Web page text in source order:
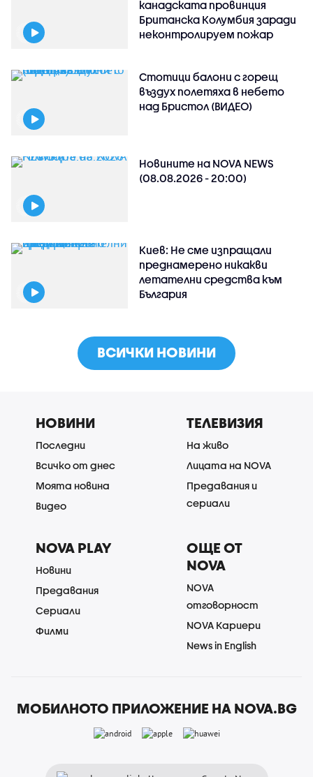
канадската провинция
Британска Колумбия заради
неконтролируем пожар
Стотици балони с горещ
въздух полетяха в небето
над Бристол (ВИДЕО)
Новините на NOVA NEWS
(08.08.2026 - 20:00)
Киев: Не сме изпращали
преднамерено никакви
летателни средства към
България
ВСИЧКИ НОВИНИ
НОВИНИ
Последни
Всичко от днес
Моята новина
Видео
ТЕЛЕВИЗИЯ
На живо
Лицата на NOVA
Предавания и
сериали
NOVA PLAY
Новини
Предавания
Сериали
Филми
ОЩЕ ОТ
NOVA
NOVA
отговорност
NOVA Кариери
News in English
МОБИЛНОТО ПРИЛОЖЕНИЕ НА NOVA.BG